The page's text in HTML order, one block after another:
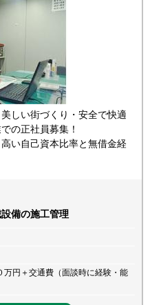
しい街づくり・安全で快適
の正社員募集！
い自己資本比率と無借金経
備の施工管理
万円＋交通費（面談時に経験・能